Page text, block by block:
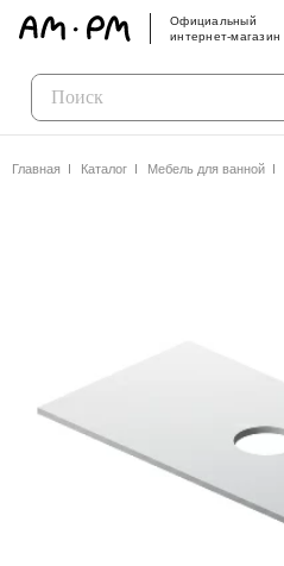
Официальный
интернет-магазин
Главная Каталог Мебель для ванной